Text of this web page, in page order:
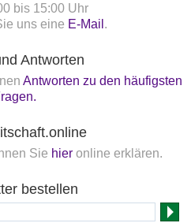
bis 15:00 Uhr
uns eine E-Mail .
Antworten
Antworten zu den häufigsten
Sie hier online erklären.
bestellen